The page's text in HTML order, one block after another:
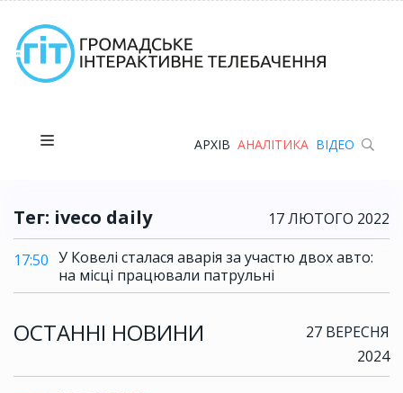
АРХІВ АНАЛІТИКА ВІДЕО
ОСТАННІ НОВИНИ
27 ВЕРЕСНЯ
2024
Тег: iveco daily 17 ЛЮТОГО 2022
17:50 У Ковелі сталася аварія за участю двох авто:
на місці працювали патрульні